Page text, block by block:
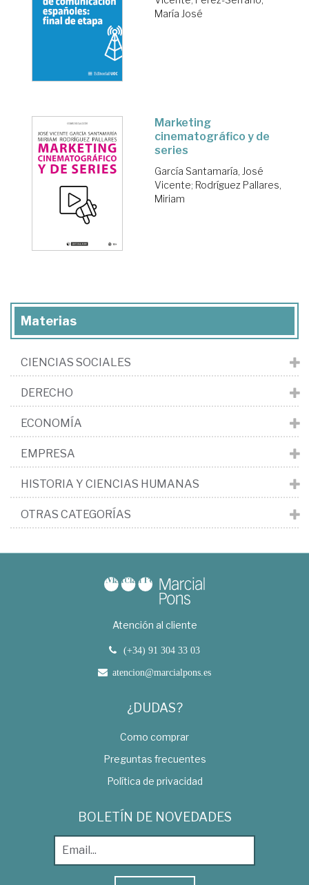
María José
Marketing
cinematográfico y de
series
García Santamaría, José
Vicente; Rodríguez Pallares,
Miriam
Materias
CIENCIAS SOCIALES
DERECHO
ECONOMÍA
EMPRESA
HISTORIA Y CIENCIAS HUMANAS
OTRAS CATEGORÍAS
Atención al cliente
(+34) 91 304 33 03
atencion@marcialpons.es
¿DUDAS?
Como comprar
Preguntas frecuentes
Política de privacidad
BOLETÍN DE NOVEDADES